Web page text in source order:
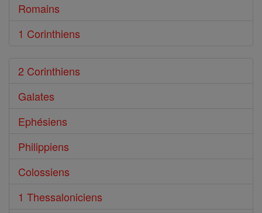
Romains
1 Corinthiens
2 Corinthiens
Galates
Ephésiens
Philippiens
Colossiens
1 Thessaloniciens